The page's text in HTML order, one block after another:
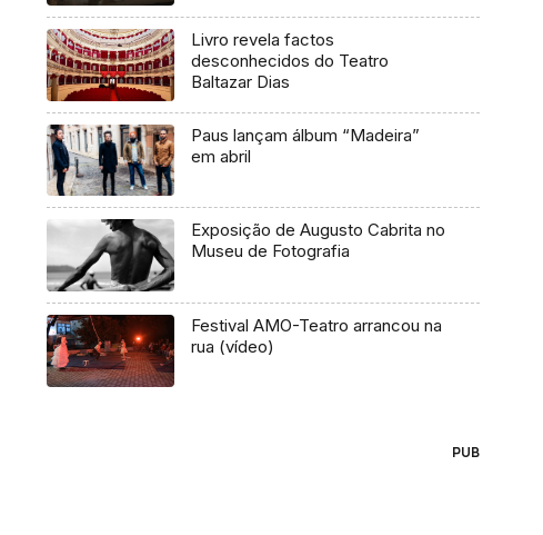
Livro revela factos
desconhecidos do Teatro
Baltazar Dias
Paus lançam álbum “Madeira”
em abril
Exposição de Augusto Cabrita no
Museu de Fotografia
Festival AMO-Teatro arrancou na
rua (vídeo)
PUB